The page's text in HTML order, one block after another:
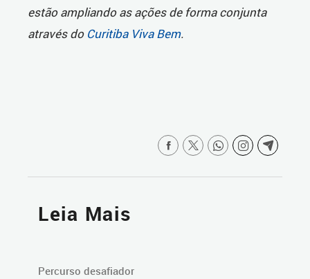
estão ampliando as ações de forma conjunta
através do Curitiba Viva Bem.
Leia Mais
Percurso desafiador